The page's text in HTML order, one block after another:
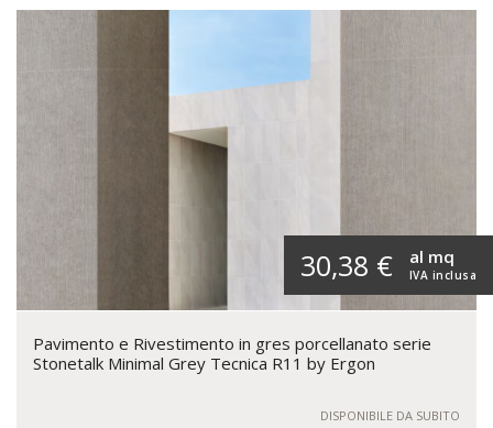
30,38 € IVA inclusa
al mq
Pavimento e Rivestimento in gres porcellanato serie
Stonetalk Minimal Grey Tecnica R11 by Ergon
DISPONIBILE DA SUBITO